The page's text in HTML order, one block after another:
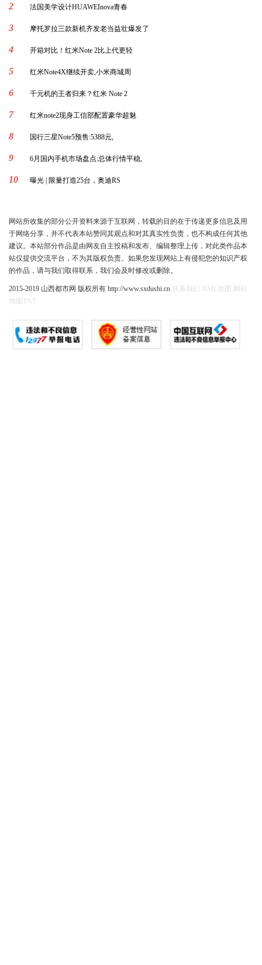
2 法国美学设计HUAWEInova青春
3 摩托罗拉三款新机齐发老当益壮爆发了
4 开箱对比！红米Note 2比上代更轻
5 红米Note4X继续开卖,小米商城周
6 千元机的王者归来？红米 Note 2
7 红米note2现身工信部配置豪华超魅
8 国行三星Note5预售:5388元,
9 6月国内手机市场盘点:总体行情平稳,
10 曝光 | 限量打造25台，奥迪RS
网站所收集的部分公开资料来源于互联网，转载的目的在于传递更多信息及用
于网络分享，并不代表本站赞同其观点和对其真实性负责，也不构成任何其他
建议。本站部分作品是由网友自主投稿和发布、编辑整理上传，对此类作品本
站仅提供交流平台，不为其版权负责。如果您发现网站上有侵犯您的知识产权
的作品，请与我们取得联系，我们会及时修改或删除。
2015-2019 山西都市网 版权所有 http://www.sxdushi.cn 联系我们 XML地图
网站
地图
TXT